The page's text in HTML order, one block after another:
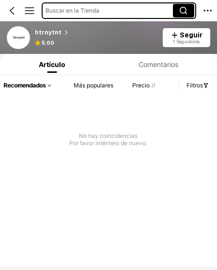
Buscar en la Tienda
htrnytnt
5.00
Seguir
1 Seguidores
Artículo Comentarios
Recomendados Más populares Precio Filtros
No hay coincidencias
Por favor inténtelo de nuevo.